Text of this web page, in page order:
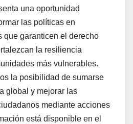
una oportunidad
las políticas en
que garanticen el derecho
la resiliencia
más vulnerables.
la posibilidad de sumarse
global y mejorar las
mediante acciones
está disponible en el